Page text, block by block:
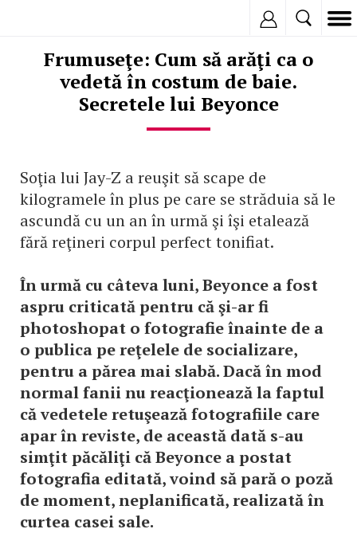
Frumuseţe: Cum să arăţi ca o
vedetă în costum de baie.
Secretele lui Beyonce
Soţia lui Jay-Z a reuşit să scape de
kilogramele în plus pe care se străduia să le
ascundă cu un an în urmă şi îşi etalează
fără reţineri corpul perfect tonifiat.
În urmă cu câteva luni, Beyonce a fost
aspru criticată pentru că şi-ar fi
photoshopat o fotografie înainte de a
o publica pe reţelele de socializare,
pentru a părea mai slabă. Dacă în mod
normal fanii nu reacţionează la faptul
că vedetele retuşează fotografiile care
apar în reviste, de această dată s-au
simţit păcăliţi că Beyonce a postat
fotografia editată, voind să pară o poză
de moment, neplanificată, realizată în
curtea casei sale.